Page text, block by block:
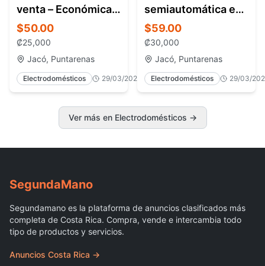
venta – Económica y
funcional - Jaco
$50.00
₡25,000
Jacó, Puntarenas
Electrodomésticos 29/03/2026
semiautomática en
venta Jacó Costa
Rica | Económica, 11
kg, buen estado
$59.00
₡30,000
Jacó, Puntarenas
Electrodomésticos 29/03/
Ver más en Electrodomésticos →
SegundaMano
Segundamano es la plataforma de anuncios clasificados más
completa de Costa Rica. Compra, vende e intercambia todo
tipo de productos y servicios.
Anuncios Costa Rica →